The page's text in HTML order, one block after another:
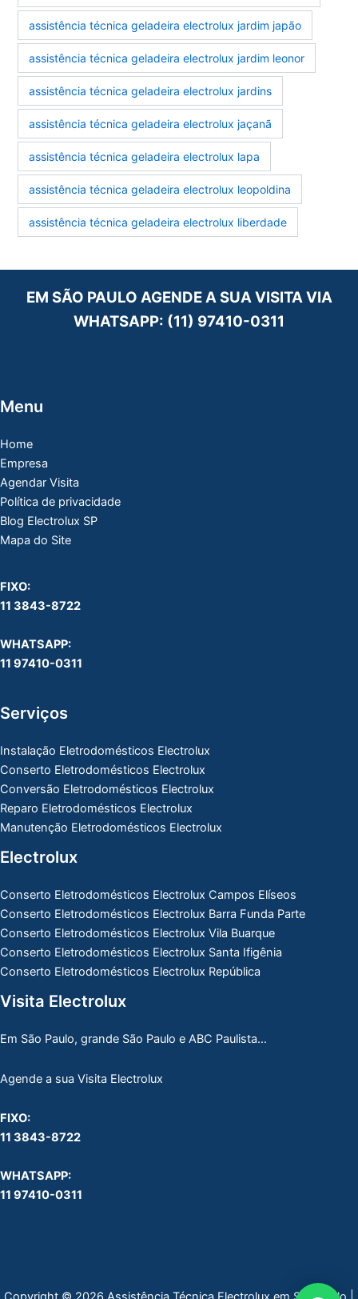
assistência técnica geladeira electrolux jardim japão
assistência técnica geladeira electrolux jardim leonor
assistência técnica geladeira electrolux jardins
assistência técnica geladeira electrolux jaçanã
assistência técnica geladeira electrolux lapa
assistência técnica geladeira electrolux leopoldina
assistência técnica geladeira electrolux liberdade
EM SÃO PAULO AGENDE A SUA VISITA VIA
WHATSAPP: (11) 97410-0311
Menu
Home
Empresa
Agendar Visita
Política de privacidade
Blog Electrolux SP
Mapa do Site
FIXO:
11 3843-8722
WHATSAPP:
11 97410-0311
Serviços
Instalação Eletrodomésticos Electrolux
Conserto Eletrodomésticos Electrolux
Conversão Eletrodomésticos Electrolux
Reparo Eletrodomésticos Electrolux
Manutenção Eletrodomésticos Electrolux
Electrolux
Conserto Eletrodomésticos Electrolux Campos Elíseos
Conserto Eletrodomésticos Electrolux Barra Funda Parte
Conserto Eletrodomésticos Electrolux Vila Buarque
Conserto Eletrodomésticos Electrolux Santa Ifigênia
Conserto Eletrodomésticos Electrolux República
Visita Electrolux
Em São Paulo, grande São Paulo e ABC Paulista…
Agende a sua Visita Electrolux
FIXO:
11 3843-8722
WHATSAPP:
11 97410-0311